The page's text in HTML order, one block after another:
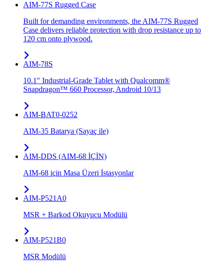
AIM-77S Rugged Case
Built for demanding environments, the AIM-77S Rugged
Case delivers reliable protection with drop resistance up to
120 cm onto plywood.
AIM-78S
10.1" Industrial-Grade Tablet with Qualcomm®
Snapdragon™ 660 Processor, Android 10/13
AIM-BAT0-0252
AIM-35 Batarya (Sayaç ile)
AIM-DDS (AIM-68 İÇİN)
AIM-68 için Masa Üzeri İstasyonlar
AIM-P521A0
MSR + Barkod Okuyucu Modülü
AIM-P521B0
MSR Modülü